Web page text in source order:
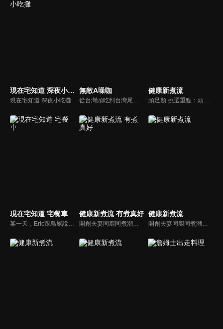
現在宅知道 深夜小吃攤
現在宅知道 深夜小吃攤
無敵A噪咖
從台灣頭吃到台灣尾，沒準備好你的肚子千萬別說台灣的美味你都吃過啦！無敵A噪咖這次精銳盡出、翻山越嶺，傳出台灣的好滋味，豐富、美味的畫面，傳遞噪咖對美食的用心，透過獨特的介紹方式，就要你吃得更有創意、更有趣！吃的更有內涵與層次喔！
健康新煮流
頭足類 挑選重點：頭足類利用清洗時去除內臟可以降低膽固醇的攝取。挑選雙眼清澈明亮，眼球稍微凸出，肉質結實有彈性為佳。身體具透明感，觸腕或是吸盤一碰到活體就會吸附住便是新鮮的。
現在宅知道 宅餐車
某一天，Eric跟鳥屎說：「哎~鳥屎我跟你說吼，我想在麥卡貝樓下開一個Bar.........」因此宅餐車就這麼誕生了！透過實境的拍攝手法，讓大家體驗最真實的餐車日記。跟著鳥屎、大魚走出攝影棚，喚起宅宅們的熱血，做菜給不同角落的人吃。千萬別錯過宅知道全新企劃「宅餐車」吧！
健康新煮流 有煮真好
開創夫妻同廚同煮潮流的KC夫婦，繼《健康醫食代》後，走出攝影棚，帶大家全台走透透，發掘上帝賞賜的美味食材，內容融合新加坡南洋風和客家純樸味，加上台灣獨特的閩南風情，互相激盪交織出的火花，打造出獨一無二的美食節目。
健康新煮流
開創夫妻同廚同煮潮流的KC夫婦，繼《健康醫食代》後，走出攝影棚，帶大家全台走透透，發掘上帝賞賜的美味食材，內容融合新加坡南洋風和客家純樸味，加上台灣獨特的閩南風情，互相激盪交織出的火花，打造出獨一無二的美食節目。